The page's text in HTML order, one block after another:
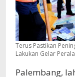
Terus Pastikan
Lakukan Gelar
Palembang,